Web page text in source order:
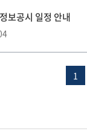
보공시 일정 안내
1